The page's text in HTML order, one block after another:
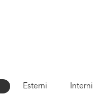
Esterni Interni